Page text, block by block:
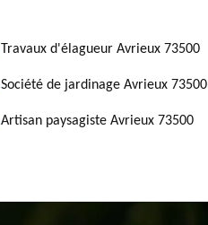
Travaux d'élagueur Avrieux 73500
Société de jardinage Avrieux 73500
Artisan paysagiste Avrieux 73500